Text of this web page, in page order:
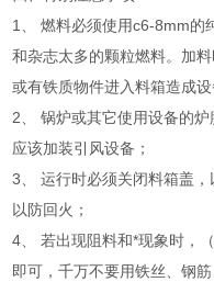
1、 燃料必须使用c6-8mm的
和杂志太多的颗粒燃料。加
或有铁质物件进入料箱造成
2、 锅炉或其它使用设备的
应该加装引风设备；
3、 运行时必须关闭料箱盖
以防回火；
4、 若出现阻料和*现象时，
即可，千万不要用铁丝、钢